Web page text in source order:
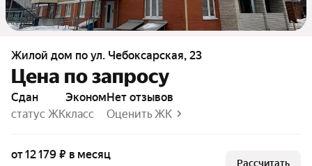
Жилой дом по ул. Чебоксарская, 23
Цена по запросу
Сдан
статус ЖК
эконом
класс
Нет отзывов
Оценить ЖК
от 12 179 ₽ в месяц
Рассчитать